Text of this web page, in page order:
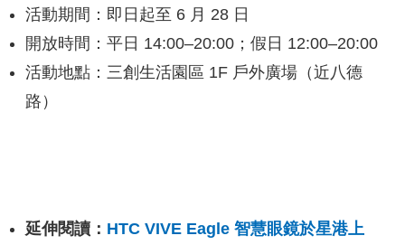
活動期間：即日起至 6 月 28 日
開放時間：平日 14:00–20:00；假日 12:00–20:00
活動地點：三創生活園區 1F 戶外廣場（近八德
路）
延伸閱讀： HTC VIVE Eagle 智慧眼鏡於星港上